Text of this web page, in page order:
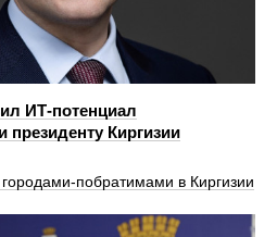
ИТ-потенциал
президенту Киргизии
в Киргизии